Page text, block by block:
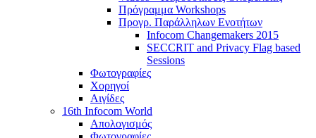
Πρόγραμμα Workshops
Προγρ. Παράλληλων Ενοτήτων
Infocom Changemakers 2015
SECCRIT and Privacy Flag based
Sessions
Φωτογραφίες
Χορηγοί
Αιγίδες
16th Infocom World
Απολογισμός